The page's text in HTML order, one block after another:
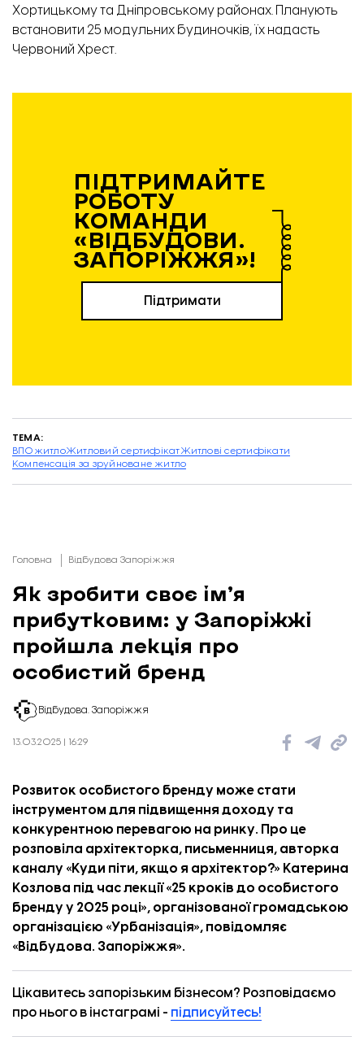
Хортицькому та Дніпровському районах. Планують
встановити 25 модульних будиночків, їх надасть
Червоний Хрест.
ПІДТРИМАЙТЕ
РОБОТУ
КОМАНДИ
«ВІДБУДОВИ.
ЗАПОРІЖЖЯ»!
Підтримати
ТЕМА:
ВПО житлоЖитловий сертифікатЖитлові сертифікати
Компенсація за зруйноване житло
Головна Відбудова Запоріжжя
Як зробити своє ім’я
прибутковим: у Запоріжжі
пройшла лекція про
особистий бренд
Відбудова. Запоріжжя
13.03.2025 | 16:29
Розвиток особистого бренду може стати
інструментом для підвищення доходу та
конкурентною перевагою на ринку. Про це
розповіла архітекторка, письменниця, авторка
каналу «Куди піти, якщо я архітектор?» Катерина
Козлова під час лекції «25 кроків до особистого
бренду у 2025 році», організованої громадською
організацією «Урбанізація», повідомляє
«Відбудова. Запоріжжя».
Цікавитесь запорізьким бізнесом? Розповідаємо
про нього в інстаграмі - підписуйтесь!